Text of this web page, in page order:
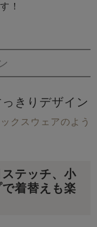
！
きりデザイン
クスウェアのよう
テッチ、小
着替えも楽